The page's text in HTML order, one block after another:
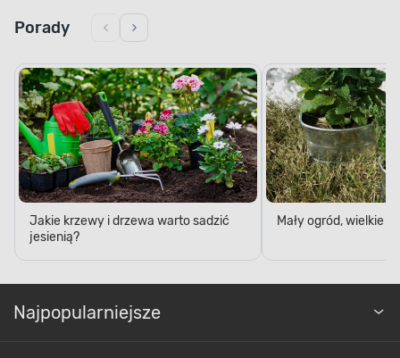
Porady
Jakie krzewy i drzewa warto sadzić
jesienią?
Mały ogród, wielkie
Najpopularniejsze